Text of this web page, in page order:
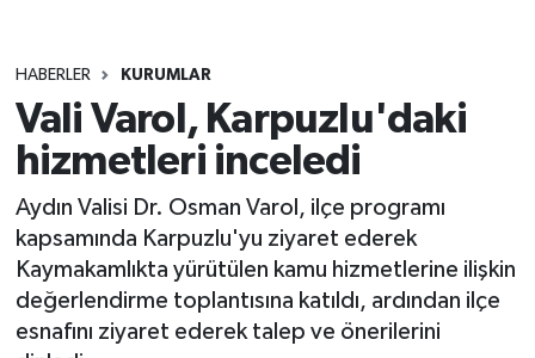
HABERLER KURUMLAR
Vali Varol, Karpuzlu'daki
hizmetleri inceledi
Aydın Valisi Dr. Osman Varol, ilçe programı
kapsamında Karpuzlu'yu ziyaret ederek
Kaymakamlıkta yürütülen kamu hizmetlerine ilişkin
değerlendirme toplantısına katıldı, ardından ilçe
esnafını ziyaret ederek talep ve önerilerini
Tüm Manşetler
Son Dakika Haberleri
Haber Arşivi